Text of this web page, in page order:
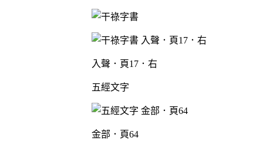
入聲．頁17．右
五經文字
金部．頁64